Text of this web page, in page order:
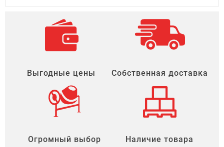
Выгодные цены Собственная доставка
Огромный выбор Наличие товара